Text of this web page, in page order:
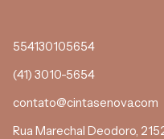
554130105654
(41) 3010-5654
contato@cintasenova.com
Rua Marechal Deodoro,